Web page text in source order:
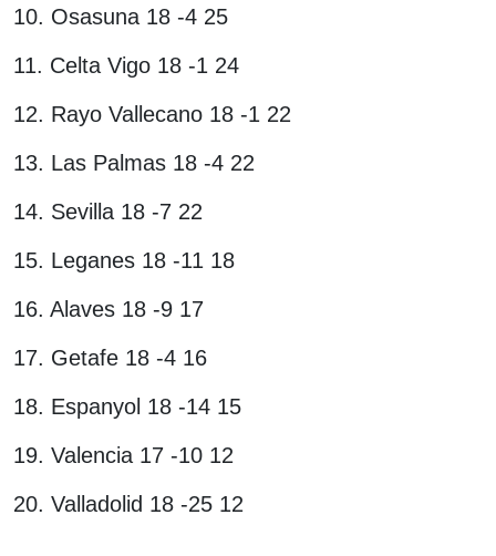
10. Osasuna 18 -4 25
11. Celta Vigo 18 -1 24
12. Rayo Vallecano 18 -1 22
13. Las Palmas 18 -4 22
14. Sevilla 18 -7 22
15. Leganes 18 -11 18
16. Alaves 18 -9 17
17. Getafe 18 -4 16
18. Espanyol 18 -14 15
19. Valencia 17 -10 12
20. Valladolid 18 -25 12